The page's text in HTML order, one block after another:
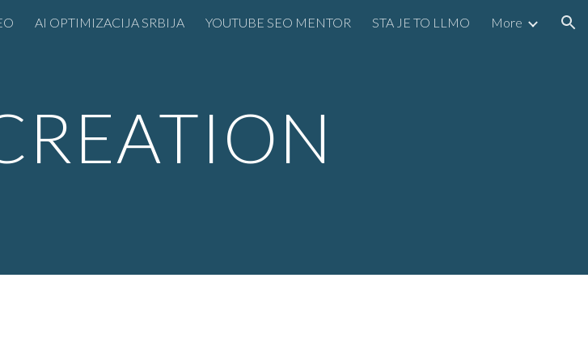
Skip to navigation
AI OPTIMIZACIJA SRBIJA YOUTUBE SEO MENTOR STA JE TO LLMO More